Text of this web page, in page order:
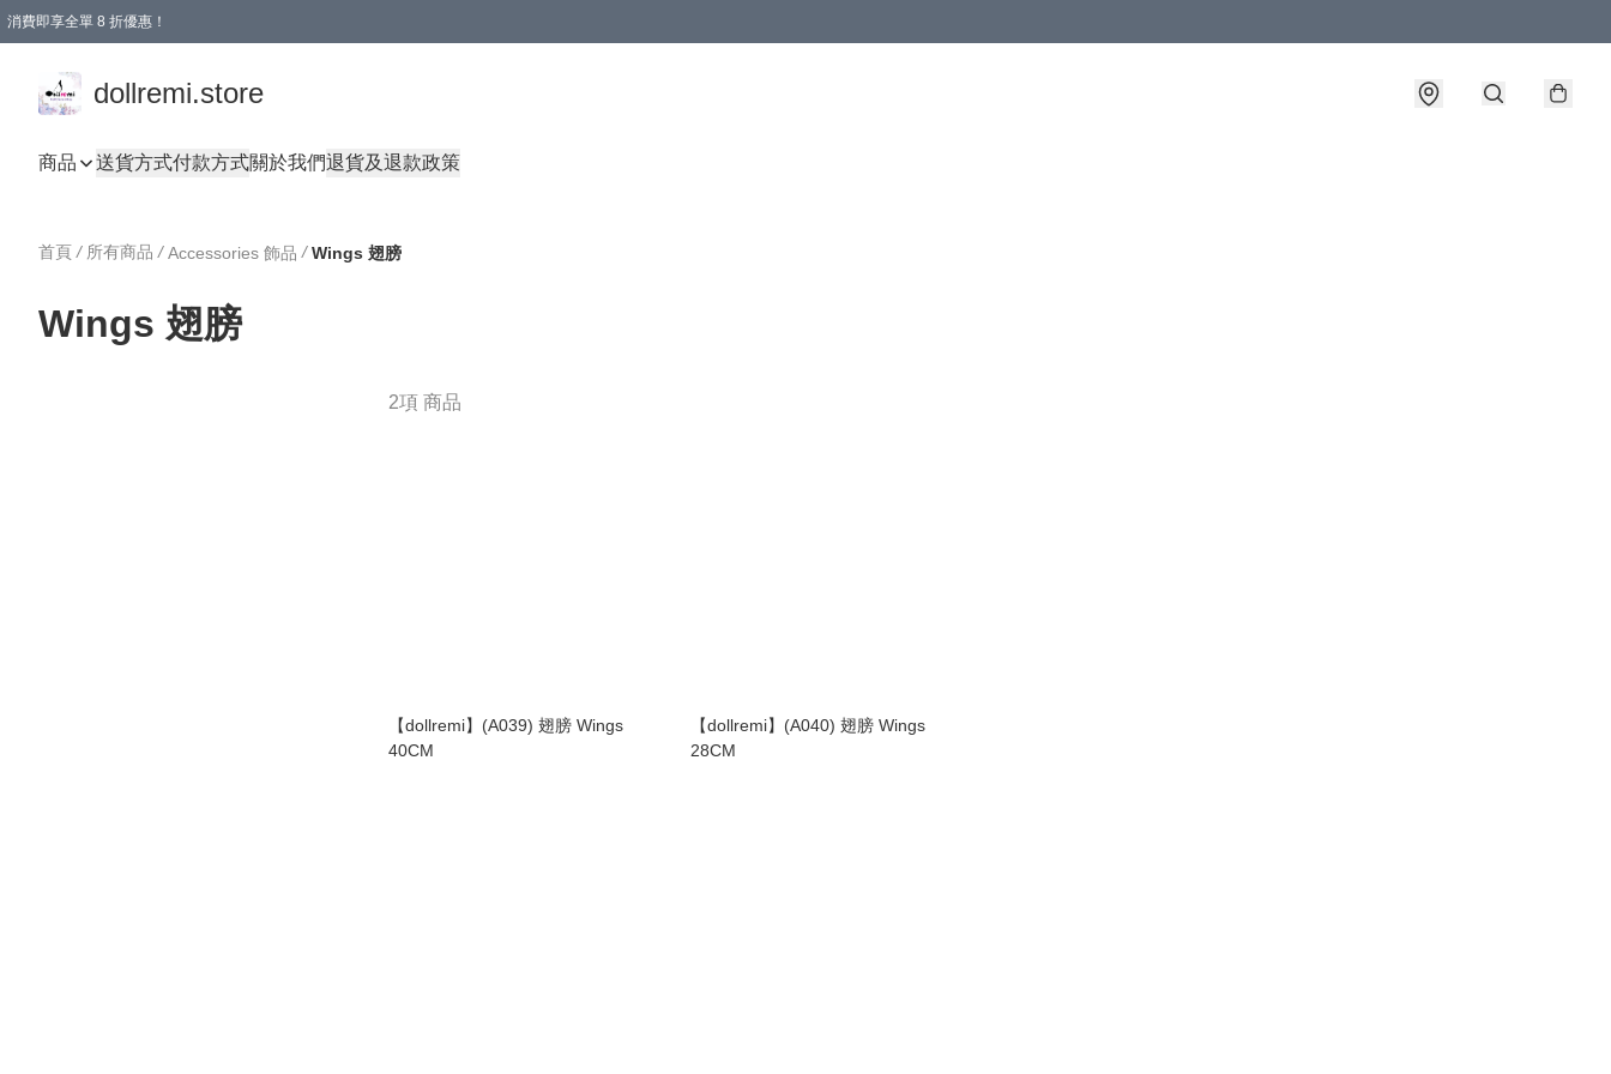
消費即享全單 8 折優惠！
dollremi.store
商品 送貨方式付款方式關於我們退貨及退款政策
首頁 / 所有商品 / Accessories 飾品 / Wings 翅膀
Wings 翅膀
2項 商品
【dollremi】(A039) 翅膀 Wings
40CM
【dollremi】(A040) 翅膀 Wings
28CM